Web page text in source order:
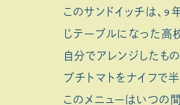
このサンドイッチは、
じテーブルになった高
自分でアレンジしたもの
プチトマトをナイフで
このメニューはいつの